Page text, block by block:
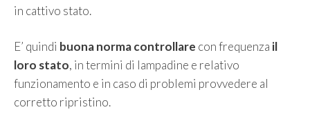
in cattivo stato.
E’ quindi buona norma controllare con frequenza il
loro stato, in termini di lampadine e relativo
funzionamento e in caso di problemi provvedere al
corretto ripristino.